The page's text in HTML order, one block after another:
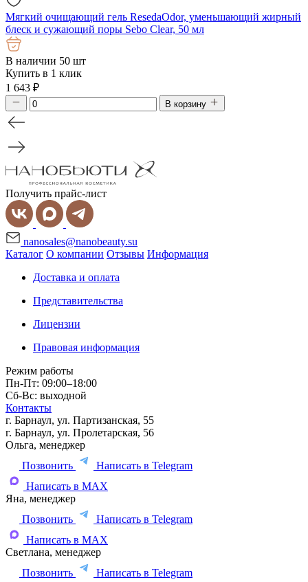
Мягкий очищающий гель ResedaOdor, уменьшающий жирный
блеск и сужающий поры Sebo Clear, 50 мл
В наличии 50 шт
Купить в 1 клик
1 643 ₽
В корзину
Получить прайс-лист
nanosales@nanobeauty.su
Каталог О компании Отзывы Информация
Доставка и оплата
Представительства
Лицензии
Правовая информация
Режим работы
Пн-Пт: 09:00–18:00
Сб-Вс: выходной
Контакты
г. Барнаул, ул. Партизанская, 55
г. Барнаул, ул. Пролетарская, 56
Ольга, менеджер
Позвонить
Написать в Telegram
Написать в MAX
Яна, менеджер
Позвонить
Написать в Telegram
Написать в MAX
Светлана, менеджер
Позвонить
Написать в Telegram